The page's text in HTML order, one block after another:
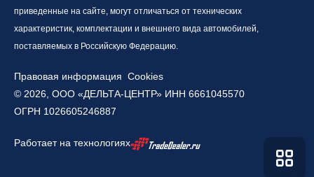
приведенные на сайте, могут отличаться от технических
характеристик, комплектации и внешнего вида автомобилей,
поставляемых в Российскую Федерацию.
© 2026, ООО «ДЕЛЬТА-ЦЕНТР» ИНН 6661045570
ОГРН 1026605246887
Правовая информация Cookies
Работает на технологиях